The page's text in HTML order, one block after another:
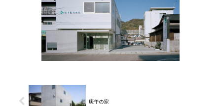
庚午の家